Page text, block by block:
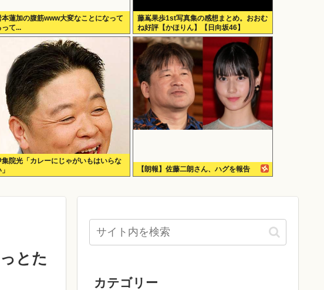
本蓮加の腹筋www大変なことになって
って...
藤嶌果歩1st写真集の感想まとめ。おおむ
ね好評【かほりん】【日向坂46】
集院光「カレーにじゃがいもはいらな
【朗報】佐藤二朗さん、ハグを報告
とた
カテゴリー